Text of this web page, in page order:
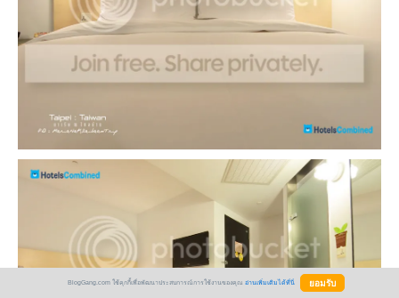
BlogGang.com ใช้คุกกี้เพื่อพัฒนาประสบการณ์การใช้งานของคุณ อ่านเพิ่มเติมได้ที่นี่